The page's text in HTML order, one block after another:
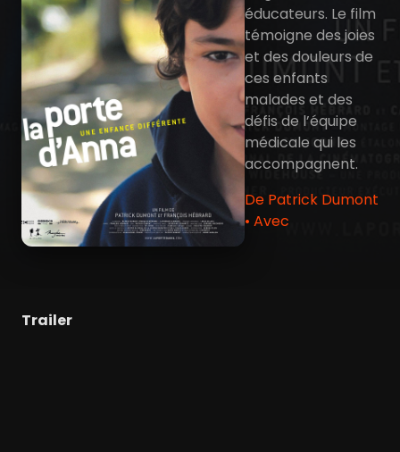
éducateurs. Le film
témoigne des joies
et des douleurs de
ces enfants
malades et des
défis de l’équipe
médicale qui les
accompagnent.
De Patrick Dumont
• Avec
Trailer